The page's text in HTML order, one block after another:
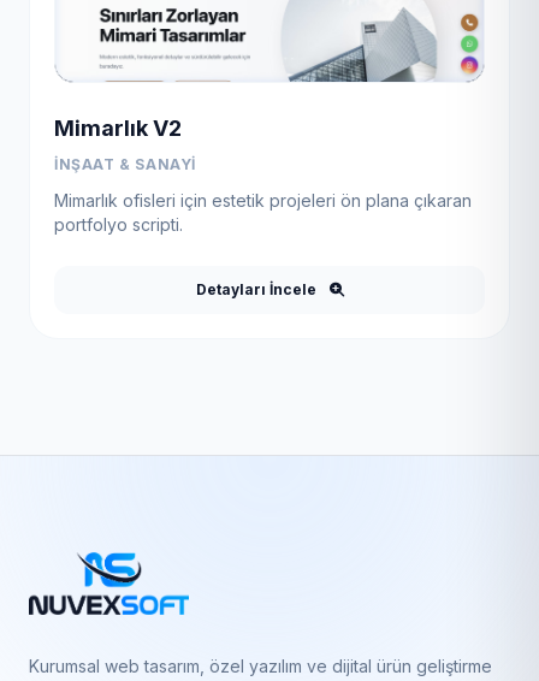
Mimarlık V2
İNŞAAT & SANAYI
Mimarlık ofisleri için estetik projeleri ön plana çıkaran
portfolyo scripti.
Detayları İncele
Kurumsal web tasarım, özel yazılım ve dijital ürün geliştirme